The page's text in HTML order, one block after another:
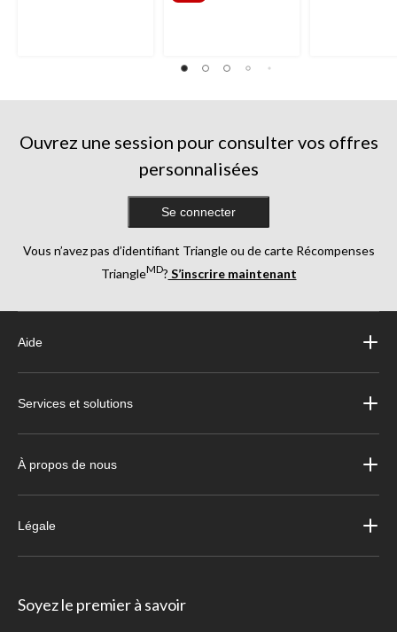
Ouvrez une session pour consulter vos offres
personnalisées
Se connecter
Vous n’avez pas d’identifiant Triangle ou de carte Récompenses
TriangleMD? S’inscrire maintenant
Aide
Services et solutions
À propos de nous
Légale
Soyez le premier à savoir